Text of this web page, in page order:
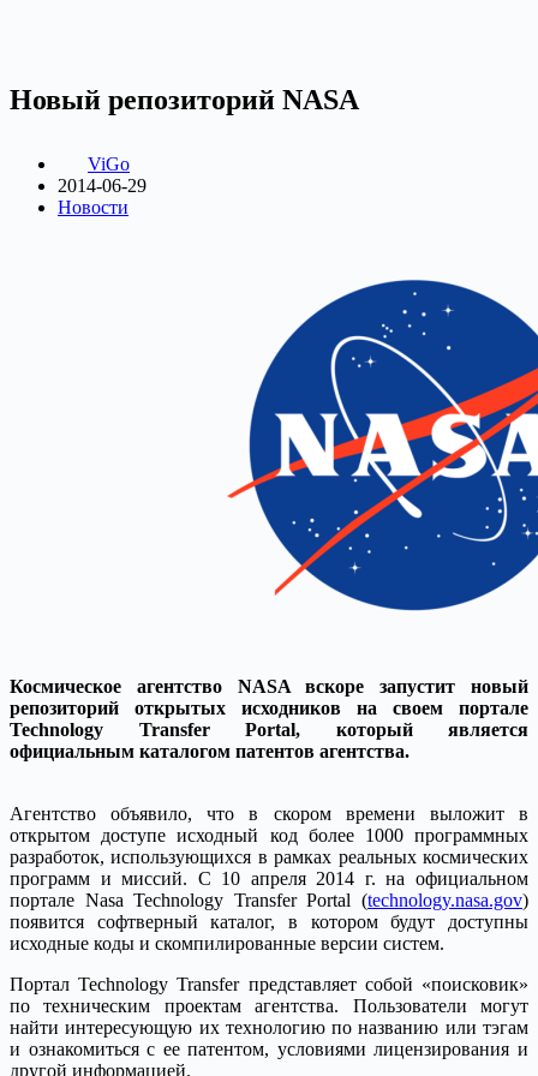
Новый репозиторий NASA
ViGo
2014-06-29
Новости
Космическое агентство NASA вскоре запустит новый
репозиторий открытых исходников на своем портале
Technology Transfer Portal, который является
официальным каталогом патентов агентства.
Агентство объявило, что в скором времени выложит в
открытом доступе исходный код более 1000 программных
разработок, использующихся в рамках реальных космических
программ и миссий. С 10 апреля 2014 г. на официальном
портале Nasa Technology Transfer Portal (technology.nasa.gov)
появится софтверный каталог, в котором будут доступны
исходные коды и скомпилированные версии систем.
Портал Technology Transfer представляет собой «поисковик»
по техническим проектам агентства. Пользователи могут
найти интересующую их технологию по названию или тэгам
и ознакомиться с ее патентом, условиями лицензирования и
другой информацией.